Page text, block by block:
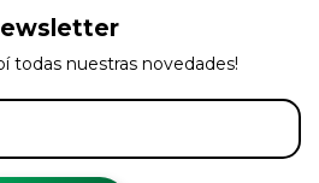
todas nuestras novedades!